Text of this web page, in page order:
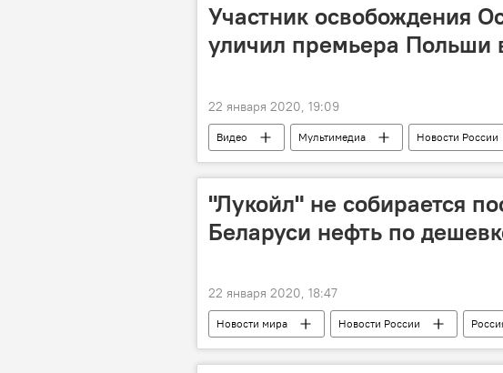
Участник освобождения
уличил премьера Польши
22 января 2020, 19:09
Видео Мультимедиа Новости России
Польша
Россия Вторая мировая
"Лукойл" не собирается
Беларуси нефть по
22 января 2020, 18:47
Новости мира Новости России